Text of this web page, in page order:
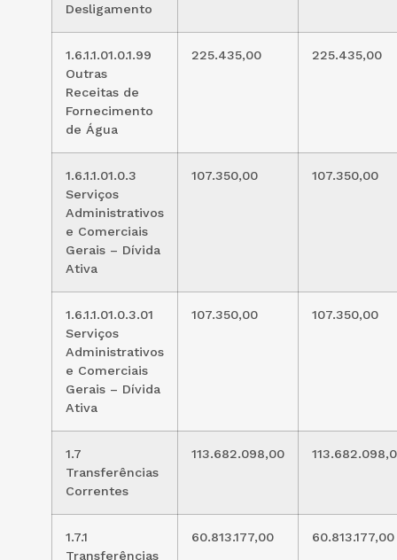
Desligamento
1.6.1.1.01.0.1.99
Outras
Receitas de
Fornecimento
de Água
225.435,00 225.435,00
1.6.1.1.01.0.3
Serviços
Administrativos
e Comerciais
Gerais – Dívida
Ativa
107.350,00 107.350,00
1.6.1.1.01.0.3.01
Serviços
Administrativos
e Comerciais
Gerais – Dívida
Ativa
107.350,00 107.350,00
1.7
Transferências
Correntes
113.682.098,00
1.7.1
Transferências
60.813.177,00 60.813.177,00